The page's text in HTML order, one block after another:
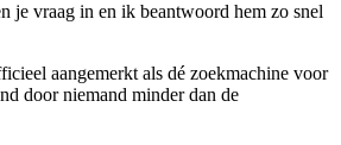
je vraag in en ik beantwoord hem zo snel
aangemerkt als dé zoekmachine voor
door niemand minder dan de